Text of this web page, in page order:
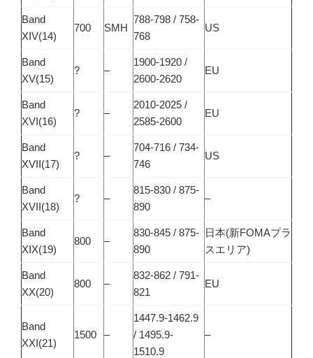
Band
XIV(14)
700 SMH
788-798 / 758-
768
US
Band
XV(15)
? –
1900-1920 /
2600-2620
EU
Band
XVI(16)
? –
2010-2025 /
2585-2600
EU
Band
XVII(17)
? –
704-716 / 734-
746
US
Band
XVII(18)
? –
815-830 / 875-
890
–
Band
XIX(19)
800 –
830-845 / 875-
890
日本(新FOMAプラ
スエリア)
Band
XX(20)
800 –
832-862 / 791-
821
EU
Band
XXI(21)
1500 –
1447.9-1462.9
/ 1495.9-
1510.9
–